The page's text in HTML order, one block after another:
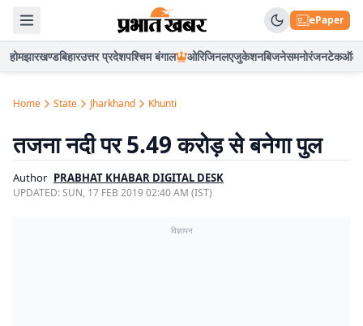
ePaper
होमझारखण्डबिहारउत्तर प्रदेशपश्चिम बंगाल ओरिजिनलएजुकेशनबिजनेसमनोरंजनटेकऑटो
Home State Jharkhand Khunti
तजना नदी पर 5.49 करोड़ से बनेगा पुल
Author PRABHAT KHABAR DIGITAL DESK
UPDATED:SUN, 17 FEB 2019 02:40 AM (IST)
विज्ञापन